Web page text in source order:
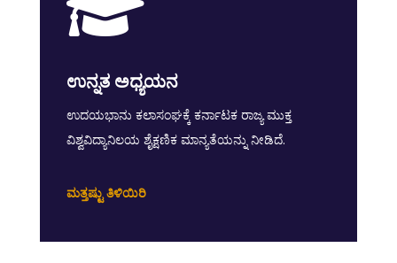

ಉನ್ನತ ಅಧ್ಯಯನ
ಉದಯಭಾನು ಕಲಾಸಂಘಕ್ಕೆ ಕರ್ನಾಟಕ ರಾಜ್ಯ ಮುಕ್ತ
ವಿಶ್ವವಿದ್ಯಾನಿಲಯ ಶೈಕ್ಷಣಿಕ ಮಾನ್ಯತೆಯನ್ನು ನೀಡಿದೆ.
ಮತ್ತಷ್ಟು ತಿಳಿಯಿರಿ